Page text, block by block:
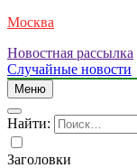
Москва
Новостная рассылка
Случайные новости
Меню
Найти:
Заголовки